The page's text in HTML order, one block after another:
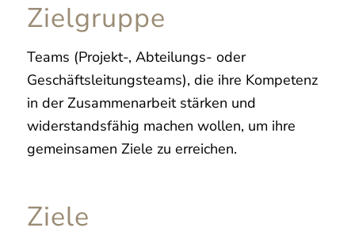
Zielgruppe
Teams (Projekt-, Abteilungs- oder
Geschäftsleitungsteams), die ihre Kompetenz
in der Zusammenarbeit stärken und
widerstandsfähig machen wollen, um ihre
gemeinsamen Ziele zu erreichen.
Ziele